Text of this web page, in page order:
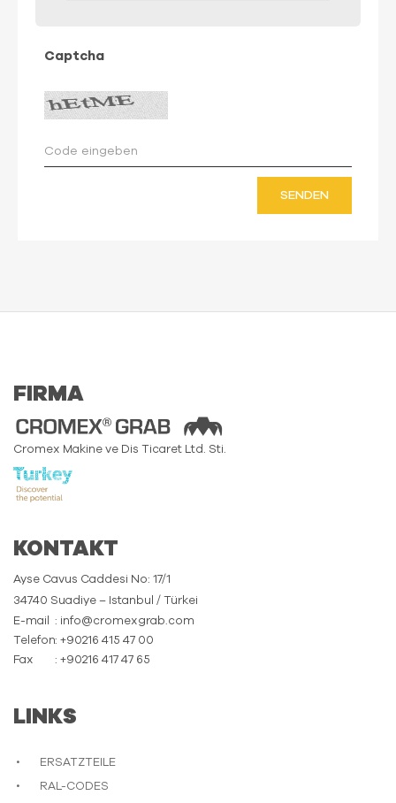
Captcha
SENDEN
FIRMA
Cromex Makine ve Dis Ticaret Ltd. Sti.
KONTAKT
Ayse Cavus Caddesi No: 17/1
34740 Suadiye – Istanbul / Türkei
E-mail
: info@cromexgrab.com
Telefon: +90216 415 47 00
Fax
: +90216 417 47 65
LINKS
ERSATZTEILE
RAL-CODES